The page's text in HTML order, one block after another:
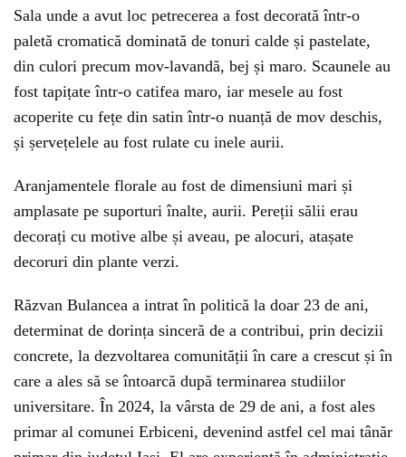
Sala unde a avut loc petrecerea a fost decorată într-o
paletă cromatică dominată de tonuri calde și pastelate,
din culori precum mov-lavandă, bej și maro. Scaunele au
fost tapițate într-o catifea maro, iar mesele au fost
acoperite cu fețe din satin într-o nuanță de mov deschis,
și șervețelele au fost rulate cu inele aurii.
Aranjamentele florale au fost de dimensiuni mari și
amplasate pe suporturi înalte, aurii. Pereții sălii erau
decorați cu motive albe și aveau, pe alocuri, atașate
decoruri din plante verzi.
Răzvan Bulancea a intrat în politică la doar 23 de ani,
determinat de dorința sinceră de a contribui, prin decizii
concrete, la dezvoltarea comunității în care a crescut și în
care a ales să se întoarcă după terminarea studiilor
universitare. În 2024, la vârsta de 29 de ani, a fost ales
primar al comunei Erbiceni, devenind astfel cel mai tânăr